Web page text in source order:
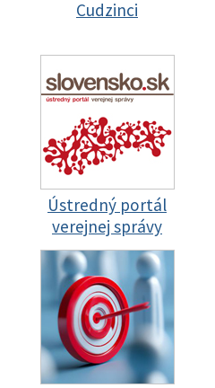
Cudzinci
Ústredný portál
verejnej správy